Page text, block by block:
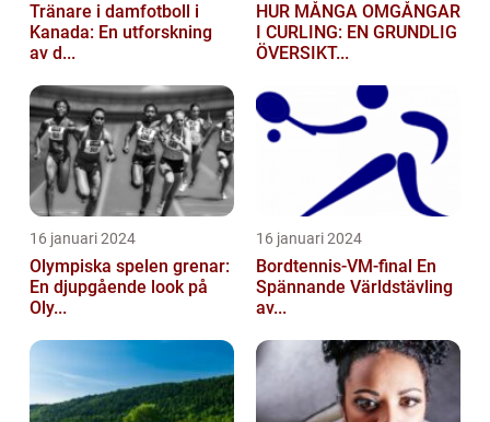
Tränare i damfotboll i
Kanada: En utforskning
av d...
HUR MÅNGA OMGÅNGAR
I CURLING: EN GRUNDLIG
ÖVERSIKT...
16 januari 2024
Olympiska spelen grenar:
En djupgående look på
Oly...
16 januari 2024
Bordtennis-VM-final En
Spännande Världstävling
av...